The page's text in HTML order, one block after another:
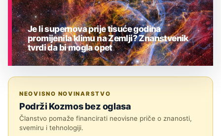
Je li supernova prije tisuće godina
promijenila klimu na Zemlji? Znanstvenik
tvrdi da bi mogla opet
NEOVISNO NOVINARSTVO
Podrži Kozmos bez oglasa
Članstvo pomaže financirati neovisne priče o znanosti,
svemiru i tehnologiji.